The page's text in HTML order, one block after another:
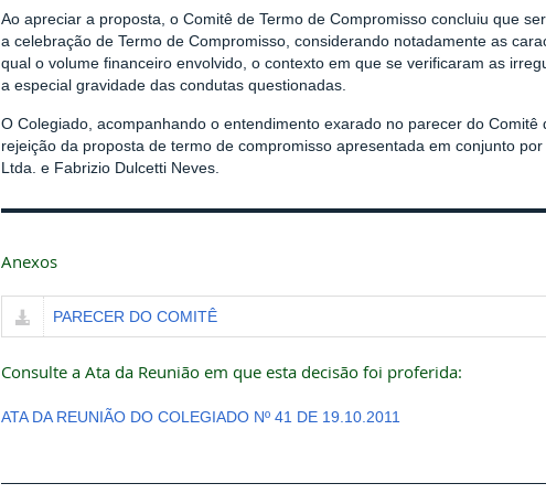
Ao apreciar a proposta, o Comitê de Termo de Compromisso concluiu que
a celebração de Termo de Compromisso, considerando notadamente as
qual o volume financeiro envolvido, o contexto em que se verificaram as
a especial gravidade das condutas questionadas.
O Colegiado, acompanhando o entendimento exarado no parecer do
rejeição da proposta de termo de compromisso apresentada em conjunto
Ltda. e Fabrizio Dulcetti Neves.
Anexos
PARECER DO COMITÊ
Consulte a Ata da Reunião em que esta decisão foi proferida:
ATA DA REUNIÃO DO COLEGIADO Nº 41 DE 19.10.2011